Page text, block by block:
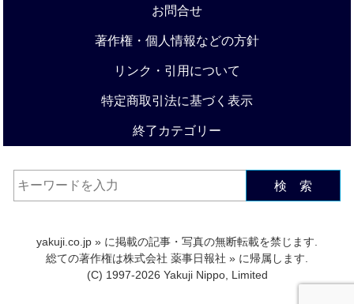
お問合せ
著作権・個人情報などの方針
リンク・引用について
特定商取引法に基づく表示
終了カテゴリー
検 索
yakuji.co.jp » に掲載の記事・写真の無断転載を禁じます.
総ての著作権は株式会社 薬事日報社 » に帰属します.
(C) 1997-2026 Yakuji Nippo, Limited